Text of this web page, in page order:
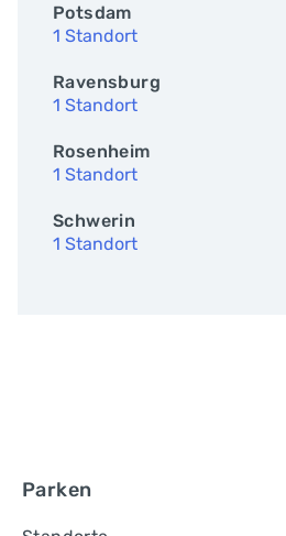
Potsdam
1 Standort
Ravensburg
1 Standort
Rosenheim
1 Standort
Schwerin
1 Standort
Parken